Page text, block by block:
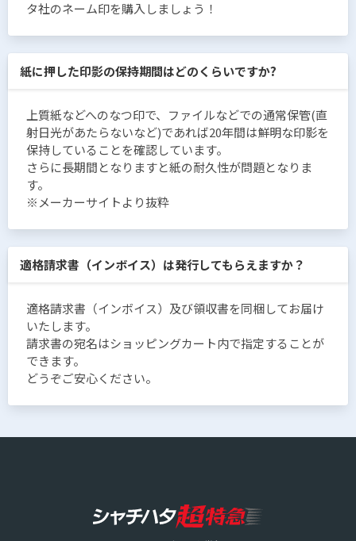
タ社のネーム印を購入しましょう！
紙に押した印影の保持期間はどのくらいですか?
上質紙などへのなつ印で、ファイルなどでの通常保管(直
射日光があたらないなど)であれば20年間は鮮明な印影を
保持していることを確認しています。
さらに長期間となりますと紙の耐久性が問題となりま
す。
※メーカーサイトより抜粋
適格請求書（インボイス）は発行してもらえますか？
適格請求書（インボイス）及び領収書を同梱してお届け
いたします。
請求書の宛名はショッピングカート内で指定することが
できます。
どうぞご安心ください。